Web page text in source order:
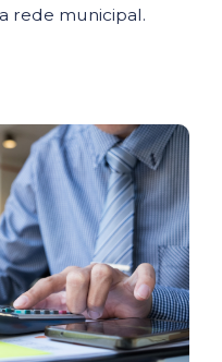
rede municipal.